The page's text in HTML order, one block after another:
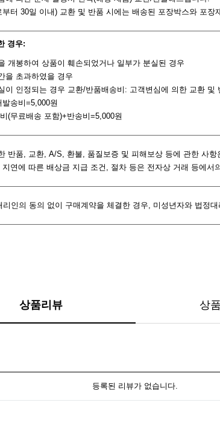
터 30일 이내) 교환 및 반품 시에는 배송된 포장박스와 포장
경우:
개봉하여 상품이 훼손되었거나 일부가 분실된 경우
을 초과하였을 경우
이 인정되는 경우 교환/반품배송비: 고객변심에 의한 교환 및
송비=5,000원
(무료배송 포함)+반송비=5,000원
반품, 교환, A/S, 환불, 품질보증 및 피해보상 등에 관한 사
연에 따른 배상금 지급 조건, 절차 등은 전자상 거래 등에서
인의 동의 없이 구매계약을 체결한 경우, 미성년자와 법정
상품리뷰 상
등록된 리뷰가 없습니다.